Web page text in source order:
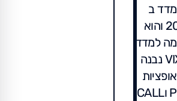
ב
2019 והוא
למדד
ה VIX נבנה
PUT וCALL